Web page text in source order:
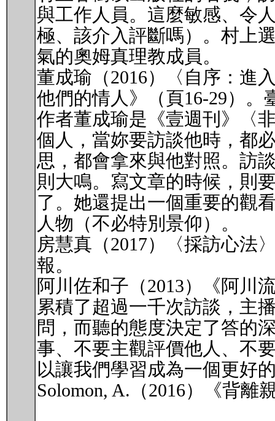
與工作人員。這麼敏感、令
極、該介入評斷嗎）。村上
氣的奧姆真理教成員。
董成瑜（2016）〈自序：進
他們的情人》（頁16-29）。
作者董成瑜是《壹週刊》〈
個人，當妳要訪談他時，都
思，都會拿來與他對照。訪
則大鳴。寫文章的時候，則
了。她還提出一個重要的觀
人物（不必特別景仰）。
房慧真（2017）〈採訪心法
報。
阿川佐和子（2013）《阿川
累積了超過一千次訪談，主
問，而聽的態度決定了答的
事、不要主觀評價他人、不
以讓我們學習成為一個更好
Solomon, A.（2016）《背離